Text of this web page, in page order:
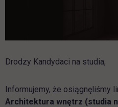
Drodzy Kandydaci na studia,
Informujemy, że osiągnęliśmy
Architektura wnętrz (studia